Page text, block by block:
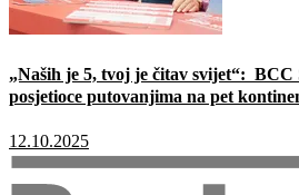
„Naših je 5, tvoj je čitav svijet“: BCC
posjetioce putovanjima na pet
12.10.2025